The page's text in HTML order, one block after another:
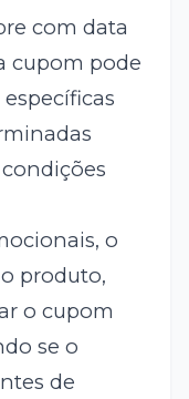
com data
cupom pode
o
produto,
o cupom
se o
de